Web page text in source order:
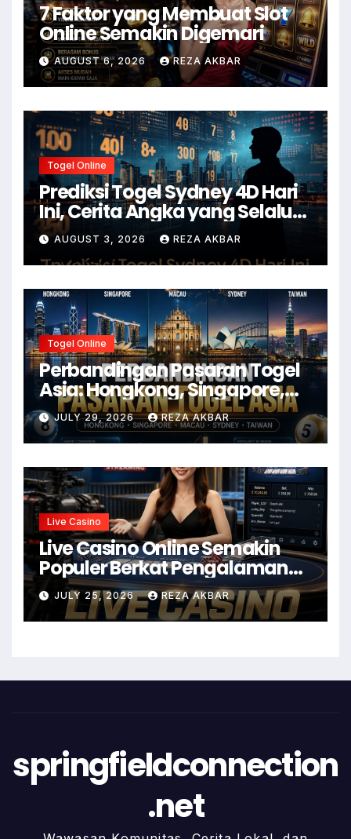
7 Faktor yang Membuat Slot
Online Semakin Digemari
AUGUST 6, 2026 REZA AKBAR
Togel Online
Prediksi Togel Sydney 4D Hari
Ini, Cerita Angka yang Selalu
Ditunggu
AUGUST 3, 2026 REZA AKBAR
Togel Online
Perbandingan Pasaran Togel
Asia: Hongkong, Singapore,
Macau, Sydney, dan Taiwan
JULY 29, 2026 REZA AKBAR
Live Casino
Live Casino Online Semakin
Populer Berkat Pengalaman
Realistis
JULY 25, 2026 REZA AKBAR
springfieldconnection
.net